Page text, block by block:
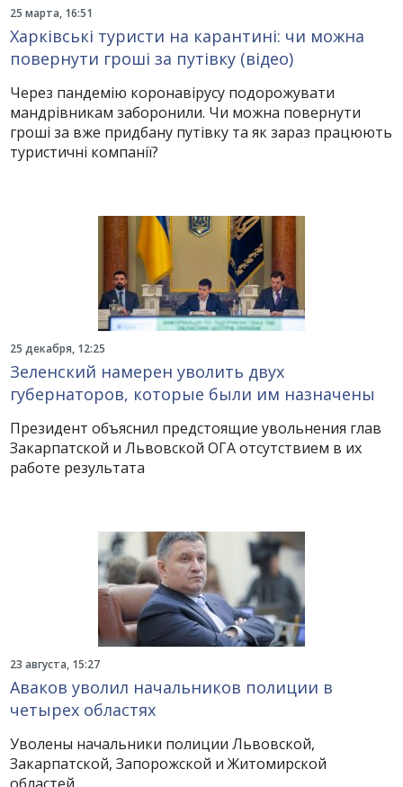
25 марта, 16:51
Харківські туристи на карантині: чи можна
повернути гроші за путівку (відео)
Через пандемію коронавірусу подорожувати
мандрівникам заборонили. Чи можна повернути
гроші за вже придбану путівку та як зараз працюють
туристичні компанії?
25 декабря, 12:25
Зеленский намерен уволить двух
губернаторов, которые были им назначены
Президент объяснил предстоящие увольнения глав
Закарпатской и Львовской ОГА отсутствием в их
работе результата
23 августа, 15:27
Аваков уволил начальников полиции в
четырех областях
Уволены начальники полиции Львовской,
Закарпатской, Запорожской и Житомирской